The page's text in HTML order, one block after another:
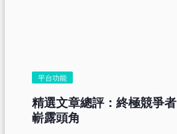
平台功能
精選文章總評：終極競爭者
嶄露頭角